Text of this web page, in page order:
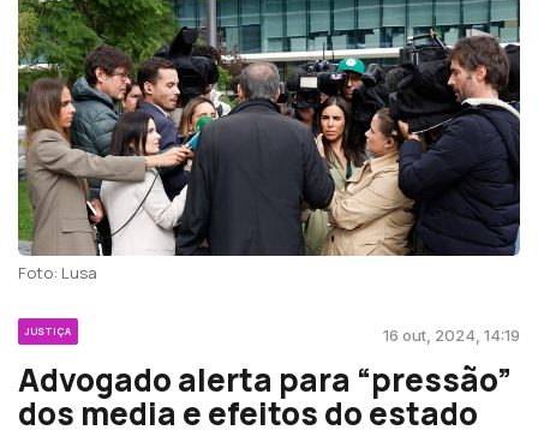
Foto: Lusa
JUSTIÇA 16 out, 2024, 14:19
Advogado alerta para “pressão”
dos media e efeitos do estado